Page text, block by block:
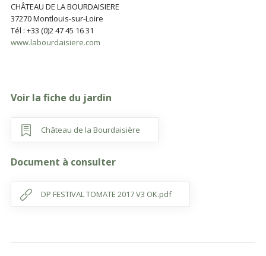
CHÂTEAU DE LA BOURDAISIERE
37270 Montlouis-sur-Loire
Tél : +33 (0)2 47 45 16 31
www.labourdaisiere.com
Voir la fiche du jardin
Château de la Bourdaisière
Document à consulter
DP FESTIVAL TOMATE 2017 V3 OK.pdf